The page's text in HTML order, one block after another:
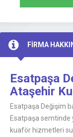
FİRMA
Esatpaşa
Ataşehir
Esatpaşa Değişim
Esatpaşa semtinde
kuaför hizmetleri